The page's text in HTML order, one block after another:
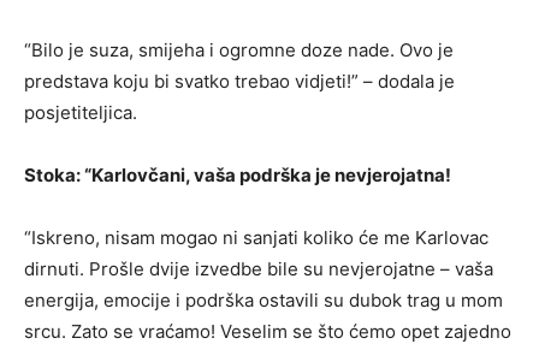
“Bilo je suza, smijeha i ogromne doze nade. Ovo je
predstava koju bi svatko trebao vidjeti!” – dodala je
posjetiteljica.
Stoka: “Karlovčani, vaša podrška je nevjerojatna!
“Iskreno, nisam mogao ni sanjati koliko će me Karlovac
dirnuti. Prošle dvije izvedbe bile su nevjerojatne – vaša
energija, emocije i podrška ostavili su dubok trag u mom
srcu. Zato se vraćamo! Veselim se što ćemo opet zajedno